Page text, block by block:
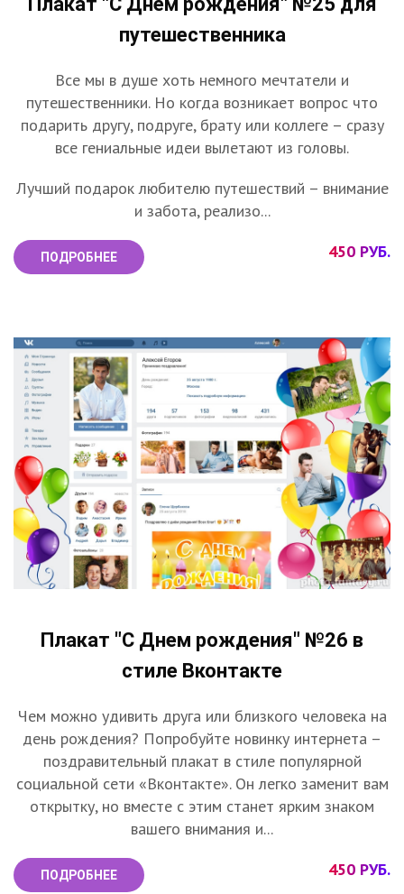
путешественника
Все мы в душе хоть немного мечтатели и
путешественники. Но когда возникает вопрос что
подарить другу, подруге, брату или коллеге – сразу
все гениальные идеи вылетают из головы.
Лучший подарок любителю путешествий – внимание
и забота, реализо...
ПОДРОБНЕЕ 450 РУБ.
Плакат "С Днем рождения" №26 в
стиле Вконтакте
Чем можно удивить друга или близкого человека на
день рождения? Попробуйте новинку интернета –
поздравительный плакат в стиле популярной
социальной сети «Вконтакте». Он легко заменит вам
открытку, но вместе с этим станет ярким знаком
вашего внимания и...
ПОДРОБНЕЕ 450 РУБ.